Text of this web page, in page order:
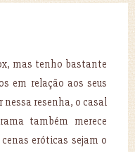
mas tenho bastante
em relação aos seus
nessa resenha, o casal
também merece
eróticas sejam o